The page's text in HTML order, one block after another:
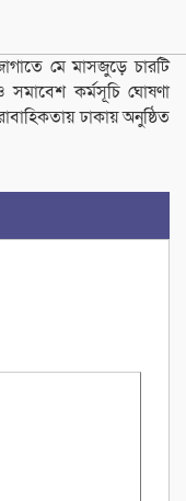
মে মাসজুড়ে চারটি
কর্মসূচি ঘোষণা
ঢাকায় অনুষ্ঠিত